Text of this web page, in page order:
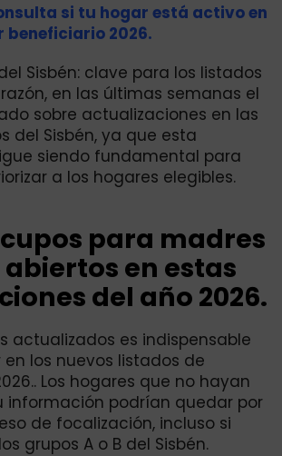
si tu hogar está activo en
beneficiario 2026.
Sisbén: clave para los listados
en las últimas semanas el
sobre actualizaciones en las
del Sisbén, ya que esta
siendo fundamental para
a los hogares elegibles.
para madres
en estas
del año 2026.
actualizados es indispensable
los nuevos listados de
Los hogares que no hayan
información podrían quedar por
de focalización, incluso si
grupos A o B del Sisbén.